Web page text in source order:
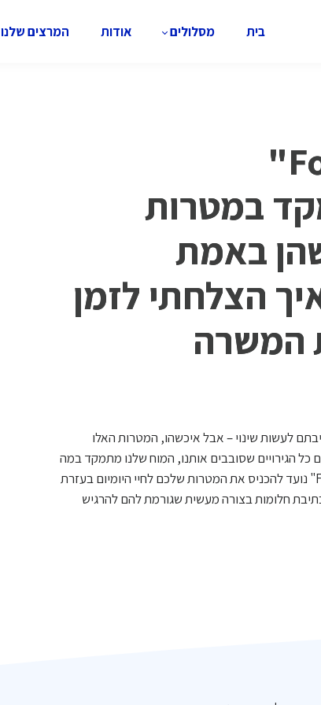
בית מסלולים אודות המרצים שלנו
במטרות
באמת
הצלחתי לזמן
המשרה
לעשות שינוי – אבל איכשהו, המטרות האלו
הגירויים שסובבים אותנו, המוח שלנו מתמקד במה
שנמצא מולו. קיט "Focus Goal" נועד להכניס את המטרות שלכם לחיי היומיום בעזרת
חלומות בצורה מעשית שגורמת להם להרגיש